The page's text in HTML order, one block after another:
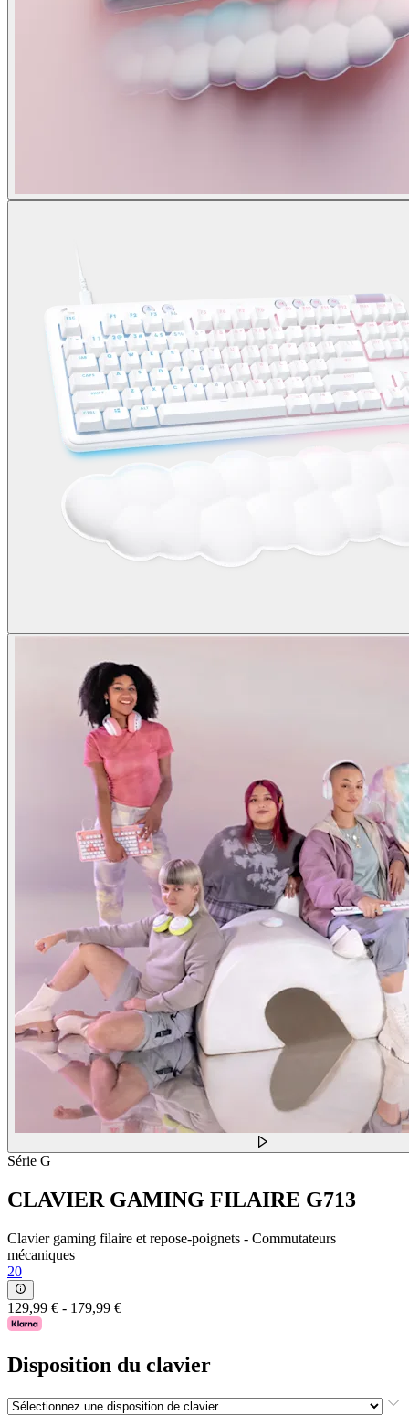
Série G
CLAVIER GAMING FILAIRE G713
Clavier gaming filaire et repose-poignets - Commutateurs
mécaniques
20
129,99 € - 179,99 €
Disposition du clavier